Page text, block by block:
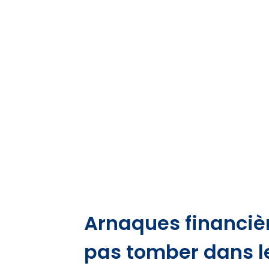
Arnaques
pas tomber dans